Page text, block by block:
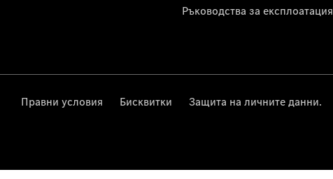
Ръководства за експлоатация
Правни условия Бисквитки Защита на личните данни.